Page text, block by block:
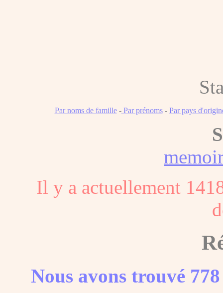
Par noms de famille-Par prénoms- Par pays
Il y a actuellement
Nous avons trouvé